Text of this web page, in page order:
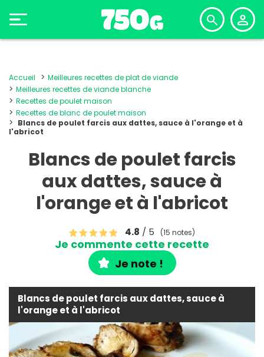
Accueil
Meilleures recettes de plat de viande
Meilleures recettes de viande blanche
Recettes de poulet maison
Recettes de blanc de poulet maison
Blancs de poulet farcis aux dattes, sauce à l'orange et à
l'abricot
Blancs de poulet farcis
aux dattes, sauce à
l'orange et à l'abricot
4.8 / 5 (15 notes)
Je commente cette recette
Je note !
Blancs de poulet farcis aux dattes, sauce à
l'orange et à l'abricot